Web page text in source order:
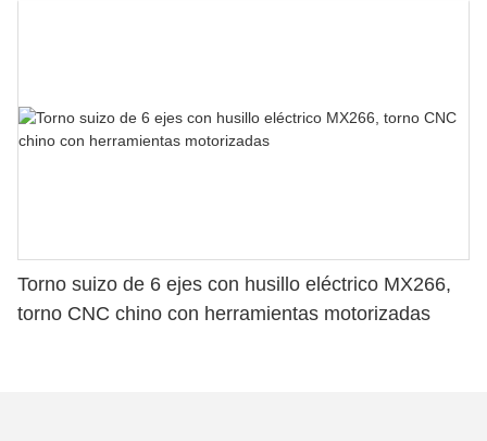
Torno suizo de 6 ejes con husillo eléctrico MX266,
torno CNC chino con herramientas motorizadas